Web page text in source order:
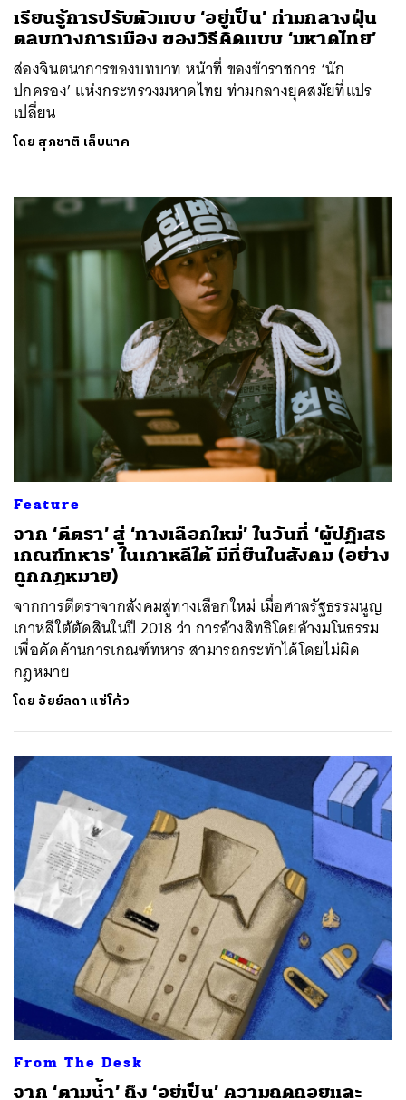
เรียนรู้การปรับตัวแบบ ‘อยู่เป็น’ ท่ามกลางฝุ่น
ตลบทางการเมือง ของวิธีคิดแบบ ‘มหาดไทย’
ส่องจินตนาการของบทบาท หน้าที่ ของข้าราชการ ‘นัก
ปกครอง’ แห่งกระทรวงมหาดไทย ท่ามกลางยุคสมัยที่แปร
เปลี่ยน
โดย สุภชาติ เล็บนาค
Feature
จาก ‘ตีตรา’ สู่ ‘ทางเลือกใหม่’ ในวันที่ ‘ผู้ปฏิเสธ
เกณฑ์ทหาร’ ในเกาหลีใต้ มีที่ยืนในสังคม (อย่าง
ถูกกฎหมาย)
จากการตีตราจากสังคมสู่ทางเลือกใหม่ เมื่อศาลรัฐธรรมนูญ
เกาหลีใต้ตัดสินในปี 2018 ว่า การอ้างสิทธิโดยอ้างมโนธรรม
เพื่อคัดค้านการเกณฑ์ทหาร สามารถกระทำได้โดยไม่ผิด
กฎหมาย
โดย อัยย์ลดา แซ่โค้ว
From The Desk
​​จาก ‘ตามน้ำ’ ถึง ‘อยู่เป็น’ ความถดถอยและ